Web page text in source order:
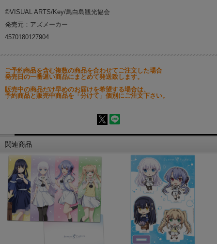
©VISUAL ARTS/Key/鳥白島観光協会
発売元：アズメーカー
4570180127904
ご予約商品を含む複数の商品を合わせてご注文した場合
発売日の一番遅い商品にまとめて発送致します。
販売中の商品だけ早めのお届けを希望する場合は、
予約商品と販売中商品を「分けて」個別にご注文下さい。
関連商品